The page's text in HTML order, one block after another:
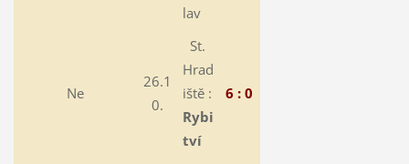
lav
Ne
26.1
0.
St.
Hrad
iště :
Rybi
tví
6 : 0